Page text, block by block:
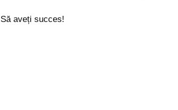
Să aveți succes!